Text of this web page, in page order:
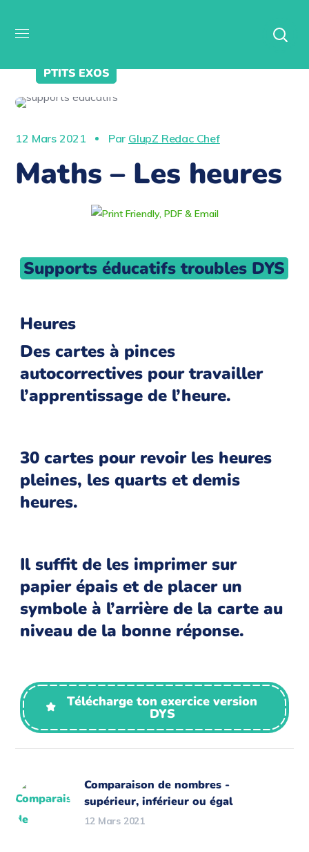
PTITS EXOS
12 Mars 2021 Par GlupZ Redac Chef
Maths – Les heures
Supports éducatifs troubles DYS
Heures
Des cartes à pinces
autocorrectives pour travailler
l’apprentissage de l’heure.
30 cartes pour revoir les heures
pleines, les quarts et demis
heures.
Il suffit de les imprimer sur
papier épais et de placer un
symbole à l’arrière de la carte au
niveau de la bonne réponse.
Télécharge ton exercice version
DYS
Comparaison de nombres -
supérieur, inférieur ou égal
12 Mars 2021